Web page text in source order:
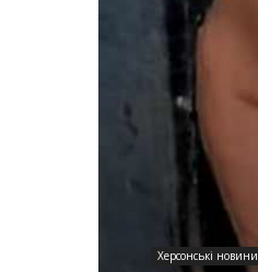
Херсонські новини